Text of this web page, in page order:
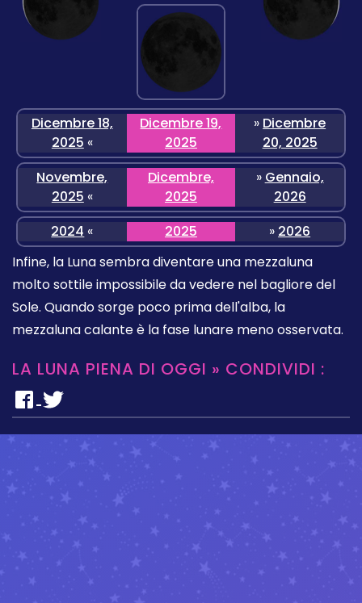
Dicembre 18,
2025 «
Dicembre 19,
2025
» Dicembre
20, 2025
Novembre,
2025 «
Dicembre,
2025
» Gennaio,
2026
2024 « 2025 » 2026
Infine, la Luna sembra diventare una mezzaluna
molto sottile impossibile da vedere nel bagliore del
Sole. Quando sorge poco prima dell'alba, la
mezzaluna calante è la fase lunare meno osservata.
LA LUNA PIENA DI OGGI » CONDIVIDI :